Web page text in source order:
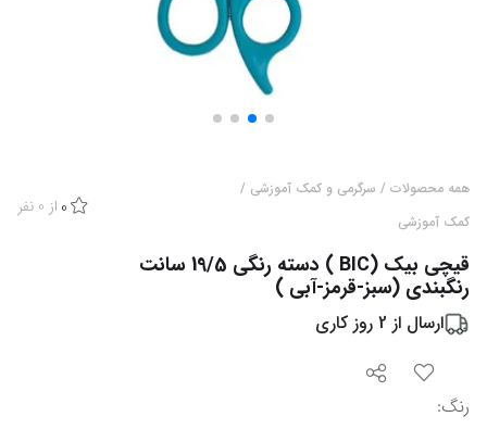
همه محصولات / سرگرمی و کمک آموزشی /
کمک آموزشی
0 از 0 نفر
قیچی بیک (BIC ) دسته رنگی 19/5 سانت
رنگبندی (سبز-قرمز-آبی )
ارسال از 2 روز کاری
رنگ: